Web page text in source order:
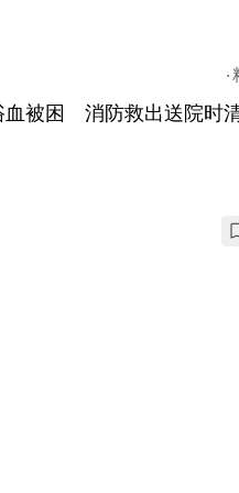
血被困 消防救出送院时